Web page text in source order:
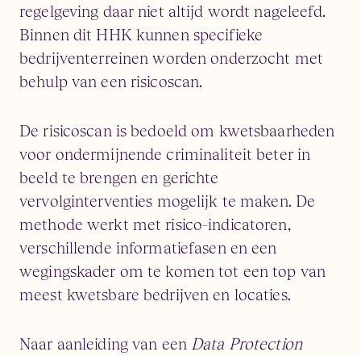
regelgeving daar niet altijd wordt nageleefd.
Binnen dit HHK kunnen specifieke
bedrijventerreinen worden onderzocht met
behulp van een risicoscan.
De risicoscan is bedoeld om kwetsbaarheden
voor ondermijnende criminaliteit beter in
beeld te brengen en gerichte
vervolginterventies mogelijk te maken. De
methode werkt met risico-indicatoren,
verschillende informatiefasen en een
wegingskader om te komen tot een top van
meest kwetsbare bedrijven en locaties.
Naar aanleiding van een Data Protection